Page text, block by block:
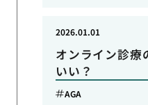
オンライン診療
いい？
2026.01.01
AGA